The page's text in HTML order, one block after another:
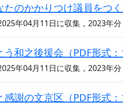
たのかかりつけ議員をつく
年04月11日に収集，2023年分
う和之後援会（PDF形式：
年04月11日に収集，2023年分
感謝の文京区（PDF形式：